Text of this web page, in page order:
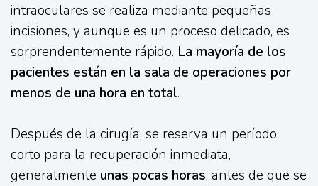
intraoculares se realiza mediante pequeñas
incisiones, y aunque es un proceso delicado, es
sorprendentemente rápido. La mayoría de los
pacientes están en la sala de operaciones por
menos de una hora en total.
Después de la cirugía, se reserva un período
corto para la recuperación inmediata,
generalmente unas pocas horas, antes de que se